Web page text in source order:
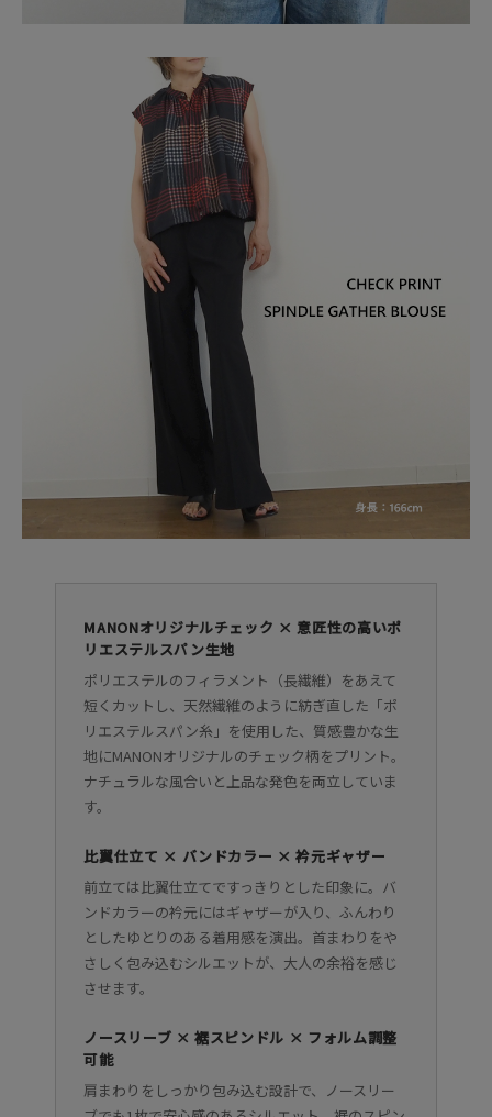
MANONオリジナルチェック × 意匠性の高いポ
リエステルスパン生地
ポリエステルのフィラメント（長繊維）をあえて
短くカットし、天然繊維のように紡ぎ直した「ポ
リエステルスパン糸」を使用した、質感豊かな生
地にMANONオリジナルのチェック柄をプリント。
ナチュラルな風合いと上品な発色を両立していま
す。
比翼仕立て × バンドカラー × 衿元ギャザー
前立ては比翼仕立てですっきりとした印象に。バ
ンドカラーの衿元にはギャザーが入り、ふんわり
としたゆとりのある着用感を演出。首まわりをや
さしく包み込むシルエットが、大人の余裕を感じ
させます。
ノースリーブ × 裾スピンドル × フォルム調整
可能
肩まわりをしっかり包み込む設計で、ノースリー